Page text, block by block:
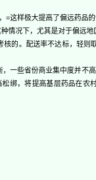
这样极大提高了偏远药品的
况下，尤其是对于偏远地
的。配送率不达标，轻则
一些省份商业集中度并不高
绑，将提高基层药品在农